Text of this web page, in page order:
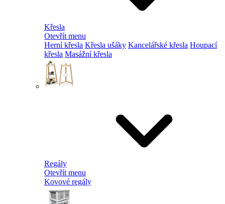
Křesla
Otevřít menu
Herní křesla Křesla ušáky Kancelářské křesla Houpací
křesla Masážní křesla
Regály
Otevřít menu
Kovové regály